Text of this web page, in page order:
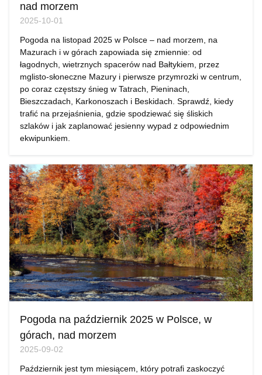
nad morzem
2025-10-01
Pogoda na listopad 2025 w Polsce – nad morzem, na
Mazurach i w górach zapowiada się zmiennie: od
łagodnych, wietrznych spacerów nad Bałtykiem, przez
mglisto-słoneczne Mazury i pierwsze przymrozki w centrum,
po coraz częstszy śnieg w Tatrach, Pieninach,
Bieszczadach, Karkonoszach i Beskidach. Sprawdź, kiedy
trafić na przejaśnienia, gdzie spodziewać się śliskich
szlaków i jak zaplanować jesienny wypad z odpowiednim
ekwipunkiem.
Pogoda na październik 2025 w Polsce, w
górach, nad morzem
2025-09-02
Październik jest tym miesiącem, który potrafi zaskoczyć